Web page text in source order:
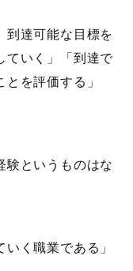
到達可能な目標を
ていく」「到達で
を評価する」
験というものはな
いく職業である」